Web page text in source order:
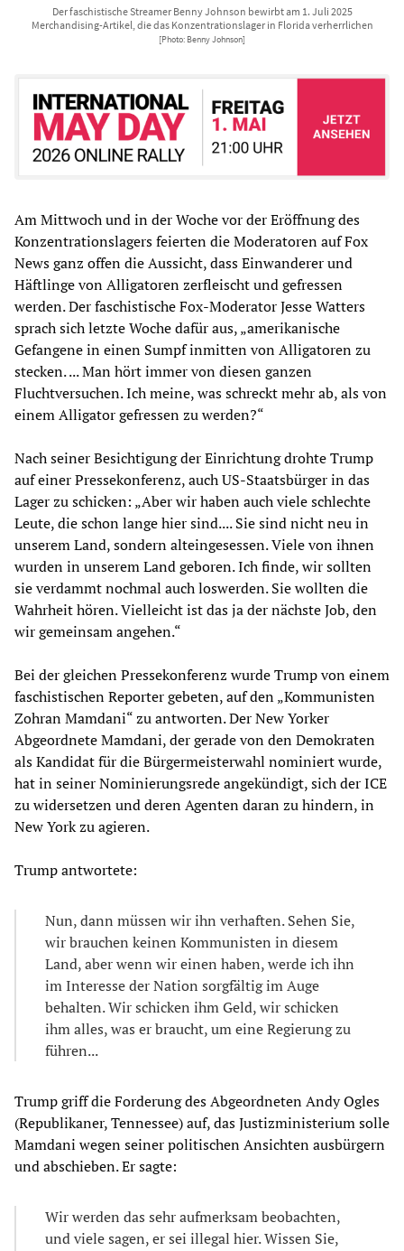
Der faschistische Streamer Benny Johnson bewirbt am 1. Juli 2025
Merchandising-Artikel, die das Konzentrationslager in Florida verherrlichen
[Photo: Benny Johnson]
Am Mittwoch und in der Woche vor der Eröffnung des
Konzentrationslagers feierten die Moderatoren auf Fox
News ganz offen die Aussicht, dass Einwanderer und
Häftlinge von Alligatoren zerfleischt und gefressen
werden. Der faschistische Fox-Moderator Jesse Watters
sprach sich letzte Woche dafür aus, „amerikanische
Gefangene in einen Sumpf inmitten von Alligatoren zu
stecken. ... Man hört immer von diesen ganzen
Fluchtversuchen. Ich meine, was schreckt mehr ab, als von
einem Alligator gefressen zu werden?“
Nach seiner Besichtigung der Einrichtung drohte Trump
auf einer Pressekonferenz, auch US-Staatsbürger in das
Lager zu schicken: „Aber wir haben auch viele schlechte
Leute, die schon lange hier sind.... Sie sind nicht neu in
unserem Land, sondern alteingesessen. Viele von ihnen
wurden in unserem Land geboren. Ich finde, wir sollten
sie verdammt nochmal auch loswerden. Sie wollten die
Wahrheit hören. Vielleicht ist das ja der nächste Job, den
wir gemeinsam angehen.“
Bei der gleichen Pressekonferenz wurde Trump von einem
faschistischen Reporter gebeten, auf den „Kommunisten
Zohran Mamdani“ zu antworten. Der New Yorker
Abgeordnete Mamdani, der gerade von den Demokraten
als Kandidat für die Bürgermeisterwahl nominiert wurde,
hat in seiner Nominierungsrede angekündigt, sich der ICE
zu widersetzen und deren Agenten daran zu hindern, in
New York zu agieren.
Trump antwortete:
Nun, dann müssen wir ihn verhaften. Sehen Sie,
wir brauchen keinen Kommunisten in diesem
Land, aber wenn wir einen haben, werde ich ihn
im Interesse der Nation sorgfältig im Auge
behalten. Wir schicken ihm Geld, wir schicken
ihm alles, was er braucht, um eine Regierung zu
führen...
Trump griff die Forderung des Abgeordneten Andy Ogles
(Republikaner, Tennessee) auf, das Justizministerium solle
Mamdani wegen seiner politischen Ansichten ausbürgern
und abschieben. Er sagte:
Wir werden das sehr aufmerksam beobachten,
und viele sagen, er sei illegal hier. Wissen Sie,